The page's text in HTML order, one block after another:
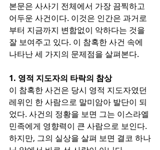
본문은 사사기 전체에서 가장 끔찍하고
어두운 사건이다. 이것은 인간은 과거로
부터 지금까지 변함없이 악하다는 것을
잘 보여주고 있다. 이 참혹한 사건 속에
나타난 세 가지의 문제점을 살펴본다.
1. 영적 지도자의 타락의 참상
이 참혹한 사건은 당시 영적 지도자였던
레위인 한 사람으로 말미암아 발단이 되
었다. 사건의 정황을 보면 그는 이스라엘
민족에게 영향력이 큰 사람으로 보인다.
하지만, 그의 실상을 살펴 보면 결코 하나